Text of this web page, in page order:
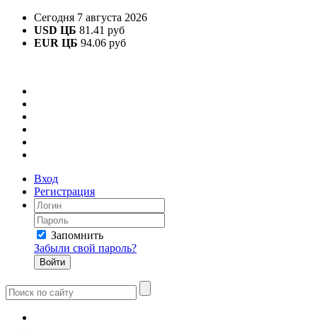
Сегодня 7 августа 2026
USD ЦБ 81.41 руб
EUR ЦБ 94.06 руб
Вход
Регистрация
Запомнить
Забыли свой пароль?